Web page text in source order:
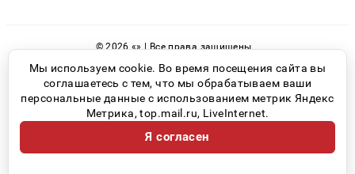
© 2026 «» | Все права защищены
Возрастная категория сайта 16+
Политика конфиденциальности
Мы используем cookie. Во время посещения сайта вы
соглашаетесь с тем, что мы обрабатываем ваши
персональные данные с использованием метрик Яндекс
Метрика, top.mail.ru, LiveInternet.
Я согласен